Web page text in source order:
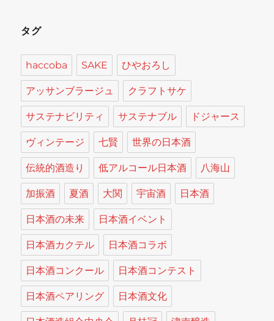
タグ
haccoba SAKE ひやおろし
アッサンブラージュ クラフトサケ
サステナビリティ サステナブル ドジャース
ヴィンテージ 七賢 世界の日本酒
伝統的酒造り 低アルコール日本酒 八海山
加振酒 夏酒 大関 宇宙酒 日本酒
日本酒の未来 日本酒イベント
日本酒カクテル 日本酒コラボ
日本酒コンクール 日本酒コンテスト
日本酒ペアリング 日本酒文化